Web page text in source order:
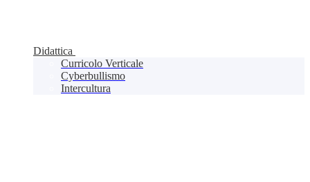
Didattica
Curricolo Verticale
Cyberbullismo
Intercultura